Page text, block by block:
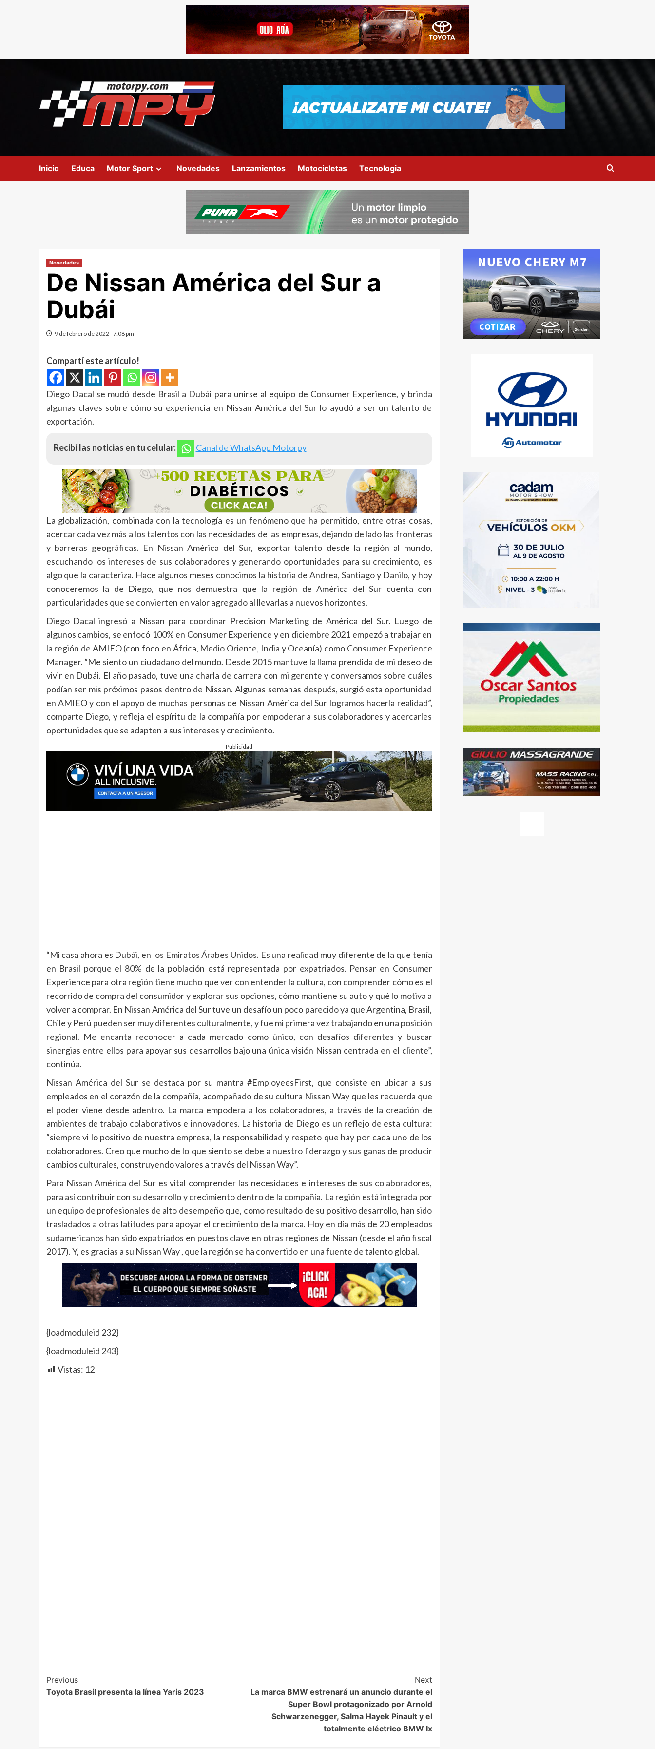
Inicio Educa Motor Sport Novedades Lanzamientos Motocicletas Tecnologia
Novedades
De Nissan América del Sur a
Dubái
9 de febrero de 2022 - 7:08 pm
Compartí este artículo!
Diego Dacal se mudó desde Brasil a Dubái para unirse al equipo de Consumer Experience, y brinda
algunas claves sobre cómo su experiencia en Nissan América del Sur lo ayudó a ser un talento de
exportación.
Recibí las noticias en tu celular: Canal de WhatsApp Motorpy
La globalización, combinada con la tecnología es un fenómeno que ha permitido, entre otras cosas,
acercar cada vez más a los talentos con las necesidades de las empresas, dejando de lado las fronteras
y barreras geográficas. En Nissan América del Sur, exportar talento desde la región al mundo,
escuchando los intereses de sus colaboradores y generando oportunidades para su crecimiento, es
algo que la caracteriza. Hace algunos meses conocimos la historia de Andrea, Santiago y Danilo, y hoy
conoceremos la de Diego, que nos demuestra que la región de América del Sur cuenta con
particularidades que se convierten en valor agregado al llevarlas a nuevos horizontes.
Diego Dacal ingresó a Nissan para coordinar Precision Marketing de América del Sur. Luego de
algunos cambios, se enfocó 100% en Consumer Experience y en diciembre 2021 empezó a trabajar en
la región de AMIEO (con foco en África, Medio Oriente, India y Oceanía) como Consumer Experience
Manager. ”Me siento un ciudadano del mundo. Desde 2015 mantuve la llama prendida de mi deseo de
vivir en Dubái. El año pasado, tuve una charla de carrera con mi gerente y conversamos sobre cuáles
podían ser mis próximos pasos dentro de Nissan. Algunas semanas después, surgió esta oportunidad
en AMIEO y con el apoyo de muchas personas de Nissan América del Sur logramos hacerla realidad”,
comparte Diego, y refleja el espíritu de la compañía por empoderar a sus colaboradores y acercarles
oportunidades que se adapten a sus intereses y crecimiento.
Publicidad
“Mi casa ahora es Dubái, en los Emiratos Árabes Unidos. Es una realidad muy diferente de la que tenía
en Brasil porque el 80% de la población está representada por expatriados. Pensar en Consumer
Experience para otra región tiene mucho que ver con entender la cultura, con comprender cómo es el
recorrido de compra del consumidor y explorar sus opciones, cómo mantiene su auto y qué lo motiva a
volver a comprar. En Nissan América del Sur tuve un desafío un poco parecido ya que Argentina, Brasil,
Chile y Perú pueden ser muy diferentes culturalmente, y fue mi primera vez trabajando en una posición
regional. Me encanta reconocer a cada mercado como único, con desafíos diferentes y buscar
sinergias entre ellos para apoyar sus desarrollos bajo una única visión Nissan centrada en el cliente”,
continúa.
Nissan América del Sur se destaca por su mantra #EmployeesFirst, que consiste en ubicar a sus
empleados en el corazón de la compañía, acompañado de su cultura Nissan Way que les recuerda que
el poder viene desde adentro. La marca empodera a los colaboradores, a través de la creación de
ambientes de trabajo colaborativos e innovadores. La historia de Diego es un reflejo de esta cultura:
“siempre vi lo positivo de nuestra empresa, la responsabilidad y respeto que hay por cada uno de los
colaboradores. Creo que mucho de lo que siento se debe a nuestro liderazgo y sus ganas de producir
cambios culturales, construyendo valores a través del Nissan Way”.
Para Nissan América del Sur es vital comprender las necesidades e intereses de sus colaboradores,
para así contribuir con su desarrollo y crecimiento dentro de la compañía. La región está integrada por
un equipo de profesionales de alto desempeño que, como resultado de su positivo desarrollo, han sido
trasladados a otras latitudes para apoyar el crecimiento de la marca. Hoy en día más de 20 empleados
sudamericanos han sido expatriados en puestos clave en otras regiones de Nissan (desde el año fiscal
2017). Y, es gracias a su Nissan Way , que la región se ha convertido en una fuente de talento global.
{loadmoduleid 232}
{loadmoduleid 243}
Vistas: 12
Previous
Toyota Brasil presenta la línea Yaris 2023
Next
La marca BMW estrenará un anuncio durante el
Super Bowl protagonizado por Arnold
Schwarzenegger, Salma Hayek Pinault y el
totalmente eléctrico BMW Ix